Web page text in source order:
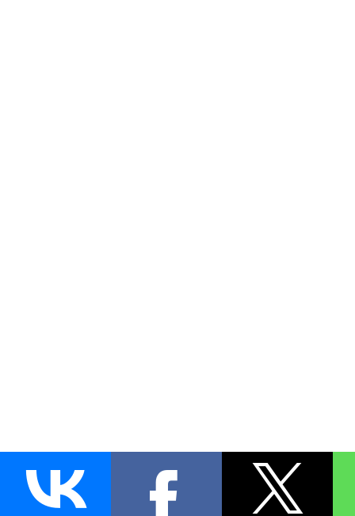
AUTO BLOKIRATOR
+7 (495) 255-04-60 ПОИСК ЗАМКА УСТАНОВКА